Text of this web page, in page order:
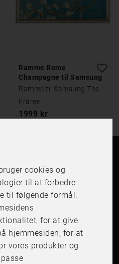
cookies og
til at forbedre
til følgende formål:
,for at give
hjemmesiden, for at
vores produkter og
Ramme Rome
Champagne til Samsung
The Frame
Ramme til Samsung The
Frame
1999 kr
for billedrammer,
Vi forhandler
beslag og print af